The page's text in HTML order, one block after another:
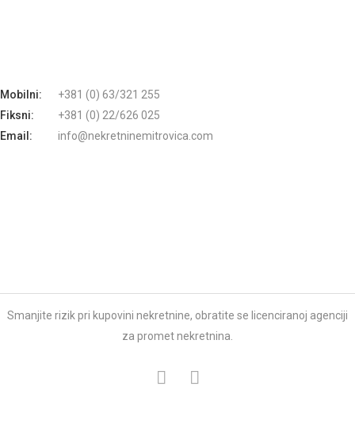
Mobilni:
+381 (0) 63/321 255
Fiksni:
+381 (0) 22/626 025
Email:
info@nekretninemitrovica.com
Smanjite rizik pri kupovini nekretnine, obratite se licenciranoj agenciji
za promet nekretnina.